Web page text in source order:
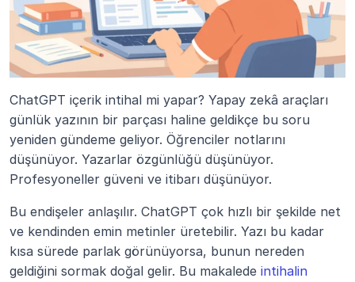
ChatGPT içerik intihal mi yapar? Yapay zekâ araçları
günlük yazının bir parçası haline geldikçe bu soru
yeniden gündeme geliyor. Öğrenciler notlarını
düşünüyor. Yazarlar özgünlüğü düşünüyor.
Profesyoneller güveni ve itibarı düşünüyor.
Bu endişeler anlaşılır. ChatGPT çok hızlı bir şekilde net
ve kendinden emin metinler üretebilir. Yazı bu kadar
kısa sürede parlak görünüyorsa, bunun nereden
geldiğini sormak doğal gelir. Bu makalede intihalin